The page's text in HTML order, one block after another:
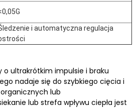
i automatyczna regulacja
o ultrakrótkim impulsie i braku
nadaje się do szybkiego cięcia i
lub
lub strefa wpływu ciepła jest